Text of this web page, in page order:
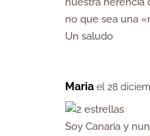
no que sea una
Un saludo
Maria el 28
Soy Canaria y